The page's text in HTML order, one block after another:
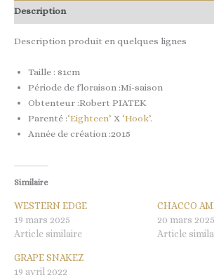
Description
Description produit en quelques lignes
Taille : 81cm
Période de floraison :Mi-saison
Obtenteur :Robert PIATEK
Parenté :‘Eighteen’ X ‘Hook’.
Année de création :2015
Similaire
WESTERN EDGE
19 mars 2025
Article similaire
CHACCO
20 mars 2025
Article
GRAPE SNAKEZ
19 avril 2022